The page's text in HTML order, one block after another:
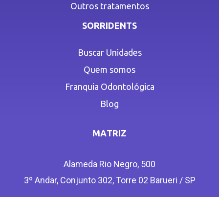
Outros tratamentos
SORRIDENTS
Buscar Unidades
Quem somos
Franquia Odontológica
Blog
MATRIZ
Alameda Rio Negro, 500
3º Andar, Conjunto 302, Torre 02 Barueri / SP